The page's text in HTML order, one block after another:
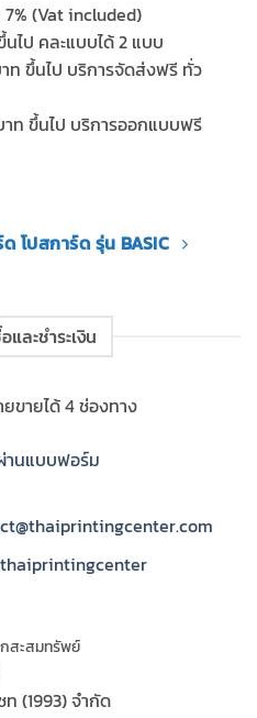
7% (Vat included)
ไป คละแบบได้ 2 แบบ
ท ขึ้นไป บริการจัดส่งฟรี ทั่ว
าท ขึ้นไป บริการออกแบบฟรี
โปสการ์ด รุ่น BASIC
ละชำระเงิน
ขายได้ 4 ช่องทาง
านแบบฟอร์ม
สะสมทรัพย์
(1993) จำกัด